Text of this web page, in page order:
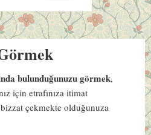
VE
BILEŞENLER
bulunduğunuzu görmek,
için etrafınıza itimat
çekmekte olduğunuza